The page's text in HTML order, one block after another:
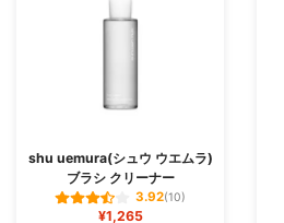
shu uemura(シュウ ウエムラ)
ブラシ クリーナー
3.92(10)
¥1,265